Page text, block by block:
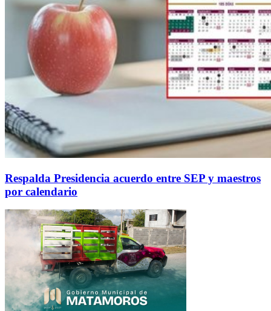
Respalda Presidencia acuerdo entre SEP y maestros
por calendario